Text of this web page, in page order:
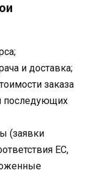
и доставка;
заказа
последующих
(заявки
ЕС,